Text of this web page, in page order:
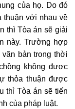
của họ. Do đó
thuận với nhau về
thì Tòa án sẽ giải
này. Trường hợp
bản trong thời
không được
thỏa thuận được
thì Tòa án sẽ tiến
của pháp luật.